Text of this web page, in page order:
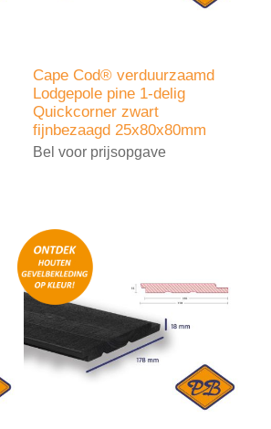
Cape Cod® verduurzaamd
Lodgepole pine 1-delig
Quickcorner zwart
fijnbezaagd 25x80x80mm
Bel voor prijsopgave